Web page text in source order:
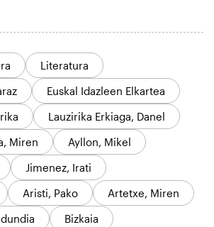
Literatura
Euskal Idazleen Elkartea
Lauzirika Erkiaga, Danel
Miren
Ayllon, Mikel
Jimenez, Irati
Aristi, Pako
Artetxe, Miren
Bizkaia